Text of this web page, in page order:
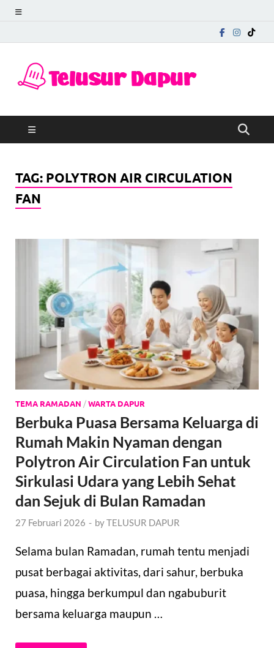
TAG: POLYTRON AIR CIRCULATION
FAN
TEMA RAMADAN /WARTA DAPUR
Berbuka Puasa Bersama Keluarga di
Rumah Makin Nyaman dengan
Polytron Air Circulation Fan untuk
Sirkulasi Udara yang Lebih Sehat
dan Sejuk di Bulan Ramadan
27 Februari 2026 - byTELUSUR DAPUR
Selama bulan Ramadan, rumah tentu menjadi
pusat berbagai aktivitas, dari sahur, berbuka
puasa, hingga berkumpul dan ngabuburit
bersama keluarga maupun …